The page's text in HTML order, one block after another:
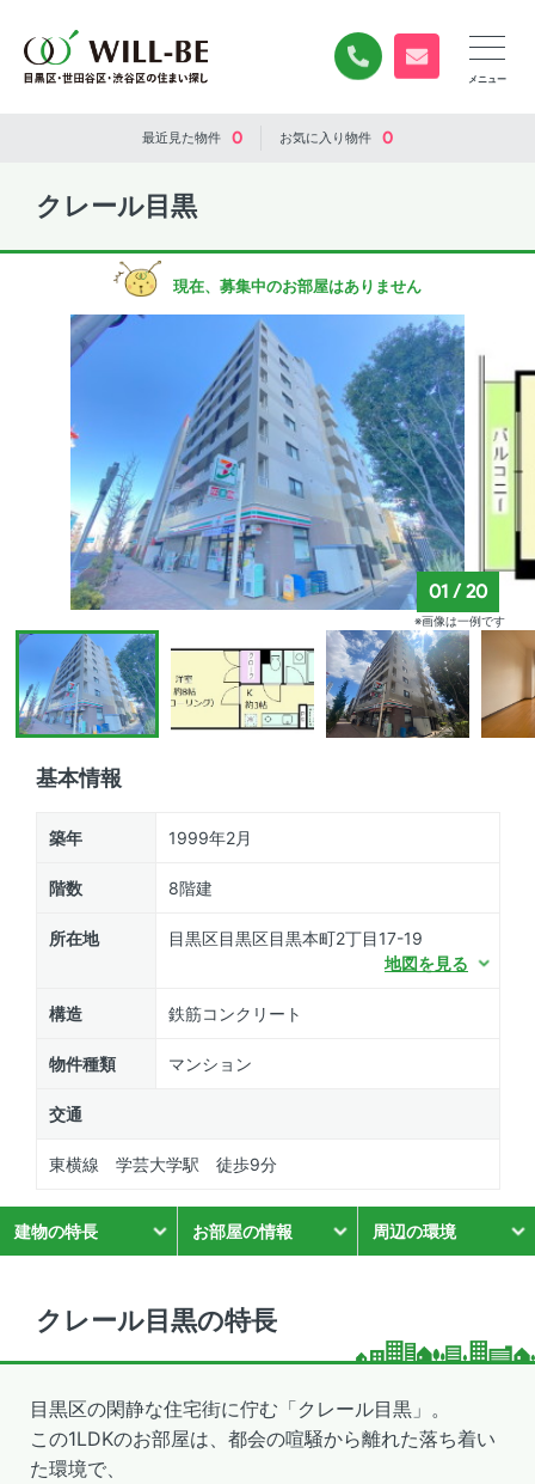
0120-840-834
無料お問い合
最近見た物件 0 お気に入り物件 0
クレール目黒
現在、募集中のお部屋はありません
基本情報
築年 1999年2月
階数 8階建
所在地
目黒区目黒区目黒本町2丁目17-19
地図を見る
構造 鉄筋コンクリート
物件種類 マンション
交通
東横線 学芸大学駅 徒歩9分
建物の特長 お部屋の情報 周辺の環境
01 /20
※画像は一例です
クレール目黒の特長
目黒区の閑静な住宅街に佇む「クレール目黒」。
この1LDKのお部屋は、都会の喧騒から離れた落ち着い
た環境で、